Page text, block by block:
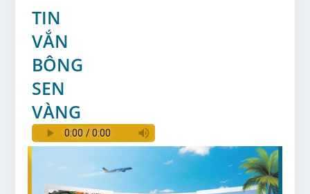
TIN
VẮN
BÔNG
SEN
VÀNG